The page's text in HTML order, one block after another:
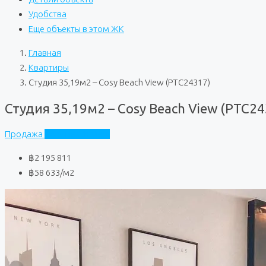
Удобства
Еще объекты в этом ЖК
Главная
Квартиры
Студия 35,19м2 – Cosy Beach View (PTC24317)
Студия 35,19м2 – Cosy Beach View
Продажа
฿2 195 811
฿58 633/м2